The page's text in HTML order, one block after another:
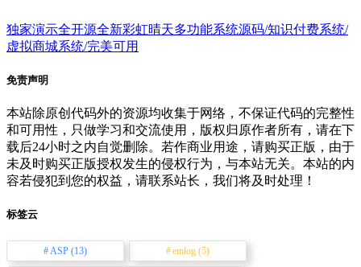
独家演示全开源全新彩虹晴天多功能系统源码/知识付费系统/
虚拟商城系统/完美可用
免责声明
本站除原创代码外的资源均收集于网络，不保证代码的完整性
和可用性，只做学习和交流使用，版权归原作者所有，请在下
载后24小时之内自觉删除。若作商业用途，请购买正版，由于
未及时购买正版授权发生的侵权行为，与本站无关。本站的内
容若侵犯到您的权益，请联系站长，我们将及时处理！
标签云
ASP(13) emlog(5)